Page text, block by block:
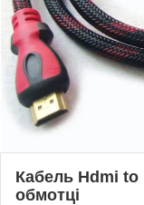
Кабель Hdmi
обмотці